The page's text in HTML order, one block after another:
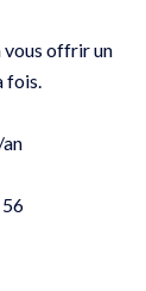
offrir un
fois.